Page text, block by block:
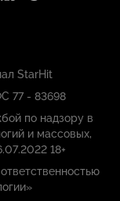
StarHit
77 - 83698
по надзору в
и массовых,
18+